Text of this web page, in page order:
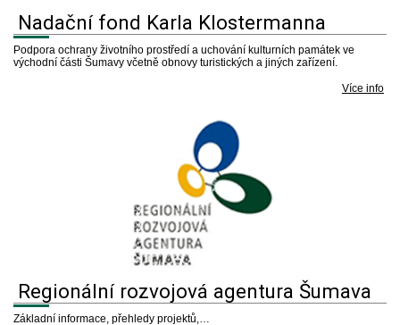
Nadační fond Karla Klostermanna
Podpora ochrany životního prostředí a uchování kulturních památek ve
východní části Šumavy včetně obnovy turistických a jiných zařízení.
Více info
Regionální rozvojová agentura Šumava
Základní informace, přehledy projektů,…